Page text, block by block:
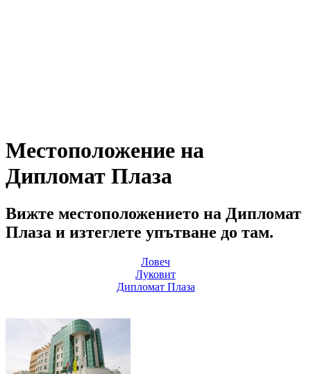
Местоположение на
Дипломат Плаза
Вижте местоположението на Дипломат
Плаза и изтеглете упътване до там.
Ловеч
Луковит
Дипломат Плаза